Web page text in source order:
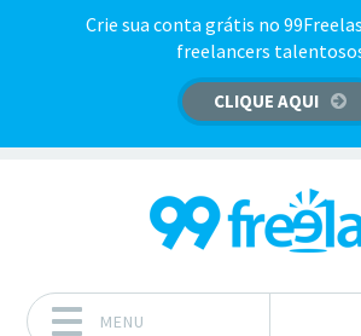
Crie sua conta grátis no
freelancers
CLIQUE AQUI
MENU